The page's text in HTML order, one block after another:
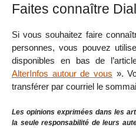
Faites connaître
Si vous souhaitez faire
personnes, vous pouvez
disponibles en bas de
AlterInfos autour de vous ».
transférer par courriel le
Les opinions exprimées dans les
la seule responsabilité de leurs